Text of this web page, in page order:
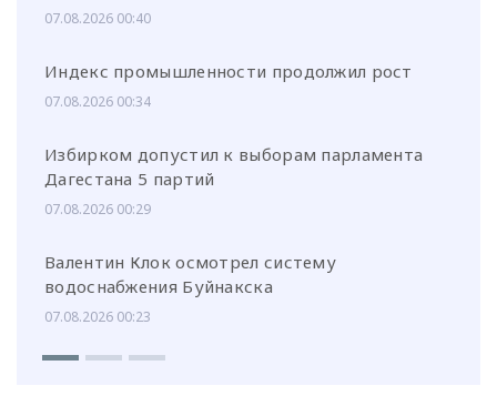
07.08.2026 00:40
Индекс промышленности продолжил рост
07.08.2026 00:34
Избирком допустил к выборам парламента
Дагестана 5 партий
07.08.2026 00:29
Валентин Клок осмотрел систему
водоснабжения Буйнакска
07.08.2026 00:23